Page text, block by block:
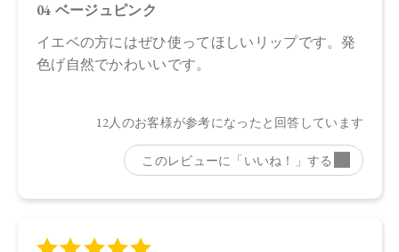
・01：4570106724583
・02：4570106724590
・03：4570106724606
・04：4570106724613
・06：4570106724637
・08：4570106724651
・09：4570106724668
・10：4570106724675
【店舗発売日】